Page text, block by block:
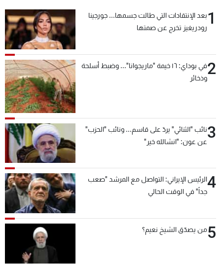
1بعد الإنتقادات التي طالت جسمها... جورجينا
رودريغيز تخرج عن صمتها
2
في بوداي: ١٦ خيمة "ماريجوانا"... وضبط أسلحة
وذخائر
3نائب "الثنائي" يردّ على قاسم... ونائب "الحزب"
عن عون: "انشالله خير"
4الرئيس الإيراني: التواصل مع المرشد "صعب
جداً" في الوقت الحالي
5من يصدّق الشيخ نعيم؟